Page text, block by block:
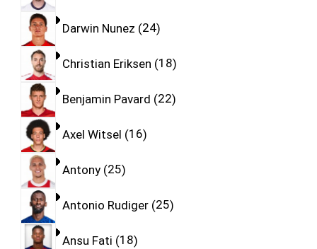
Darwin Nunez 24
Christian Eriksen 18
Benjamin Pavard 22
Axel Witsel 16
Antony 25
Antonio Rudiger 25
Ansu Fati 18